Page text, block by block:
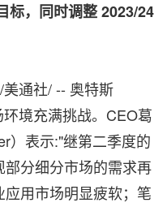
， 同时调整 2023/24
/美通社/ -- 奥特斯
境充满挑战。CEO葛
）表示:"继第二季度的
分细分市场的需求再
用市场明显疲软；笔